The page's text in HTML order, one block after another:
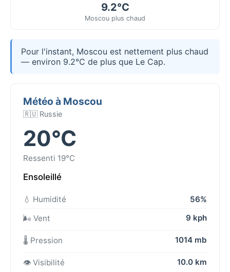
9.2°C
Moscou plus chaud
Pour l'instant, Moscou est nettement plus chaud
— environ 9.2°C de plus que Le Cap.
Météo à Moscou
🇷🇺 Russie
20°C
Ressenti 19°C
Ensoleillé
💧 Humidité
56%
🌬️ Vent
9 kph
🌡️ Pression 1014 mb
👁️ Visibilité 10.0 km